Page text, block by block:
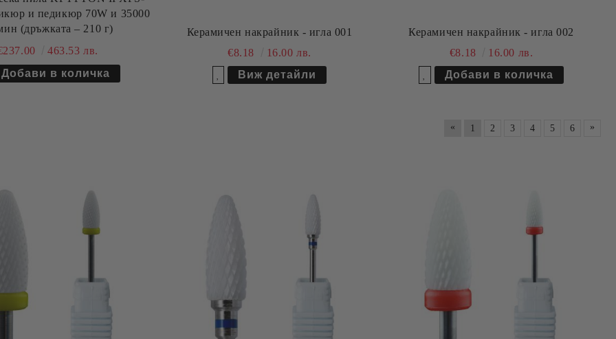
и педикюр 70W и 35000
(дръжката – 210 г)
463.53 лв.
Керамичен накрайник - игла 001
€8.18
16.00 лв.
Виж детайли
Керамичен накрайник - игла 002
€8.18
16.00 лв.
« 1 2 3 4 5 6 »